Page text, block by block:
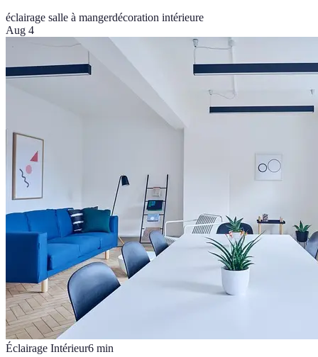
éclairage salle à mangerdécoration intérieure
Aug 4
Éclairage Intérieur6 min